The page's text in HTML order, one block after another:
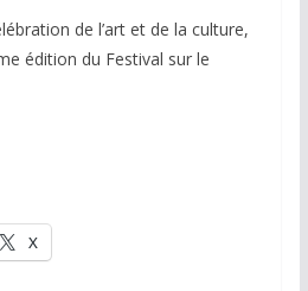
de l’art et de la culture,
édition du Festival sur le
X